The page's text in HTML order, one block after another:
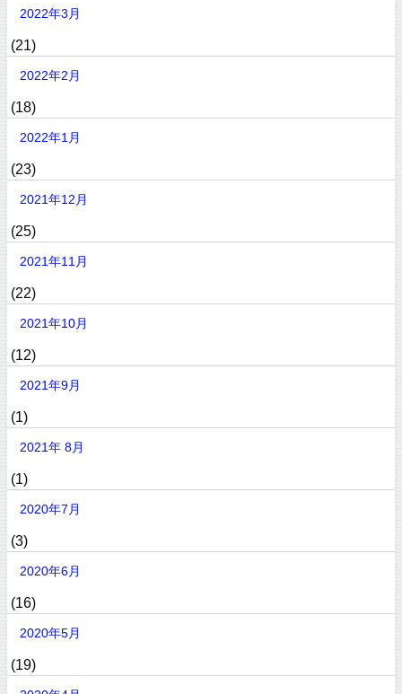
2022年3月
(21)
2022年2月
(18)
2022年1月
(23)
2021年12月
(25)
2021年11月
(22)
2021年10月
(12)
2021年9月
(1)
2021年 8月
(1)
2020年7月
(3)
2020年6月
(16)
2020年5月
(19)